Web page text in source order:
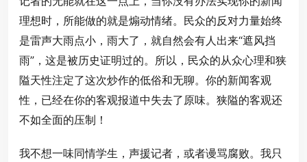
理想时，所能做的就是煽动情绪。民众的反对力量始终
是雷声大雨点小，雨大了，就自然会有人出来“遮风挡
雨”，这是被历史证明过的。所以，民众的从众心理和狭
隘天性注定了这次炒作的低俗和无聊。你的新闻客观
性，已经在你的客观报道中失去了原味。狭隘的客观还
不如全面的压制！
我不想一味同情学生，声援记者，或者谩骂腐败。我只